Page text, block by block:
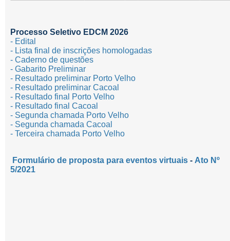
Processo Seletivo EDCM 2026
- Edital
- Lista final de inscrições homologadas
- Caderno de questões
- Gabarito Preliminar
- Resultado preliminar Porto Velho
- Resultado preliminar Cacoal
- Resultado final Porto Velho
- Resultado final Cacoal
- Segunda chamada Porto Velho
- Segunda chamada Cacoal
- Terceira chamada Porto Velho
Formulário de proposta para eventos virtuais - Ato Nº
5/2021